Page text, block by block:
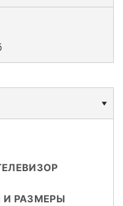
РАЗМЕРЫ